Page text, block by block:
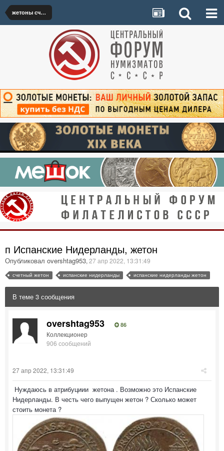
жетоны счётные
п Испанские Нидерланды, жетон
Опубликовал overshtag953, 27 апр 2022, 13:31:49
счетный жетон испанские нидерланды испанские нидерланды жетон
В теме 3 сообщения
overshtag953 86
Коллекционер
906 сообщений
27 апр 2022, 13:31:49
Нуждаюсь в атрибуциии жетона . Возможно это Испанские
Нидерланды. В честь чего выпущен жетон ? Сколько может
стоить монета ?